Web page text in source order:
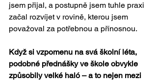
jsem přijal, a postupně jsem tuhle praxi
začal rozvíjet v rovině, kterou jsem
považoval za potřebnou a přínosnou.
Když si vzpomenu na svá školní léta,
podobné přednášky ve škole obvykle
způsobily velké haló – a to nejen mezi